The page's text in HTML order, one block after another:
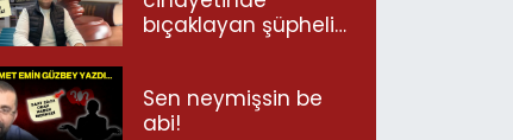
bıçaklayan şüpheli
Sen neymişsin be
abi!